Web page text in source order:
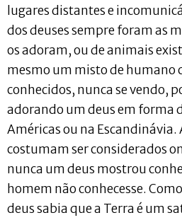
lugares distantes e
dos deuses sempre foram as
os adoram, ou de animais
mesmo um misto de humano
conhecidos, nunca se vendo,
adorando um deus em forma
Américas ou na Escandinávia.
costumam ser considerados
nunca um deus mostrou
homem não conhecesse.
deus sabia que a Terra é um